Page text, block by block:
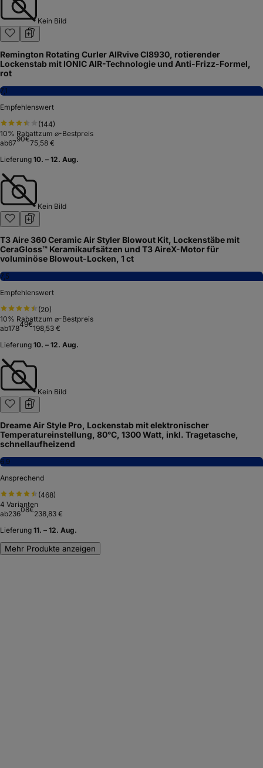
Kein Bild
Remington Rotating Curler AIRvive CI8930, rotierender
Lockenstab mit IONIC AIR-Technologie und Anti-Frizz-Formel,
rot
7,1
Empfehlenswert
(144)
10% Rabattzum ⌀-Bestpreis
ab6790€75,58 €
Lieferung 10. – 12. Aug.
Kein Bild
T3 Aire 360 Ceramic Air Styler Blowout Kit, Lockenstäbe mit
CeraGloss™ Keramikaufsätzen und T3 AireX-Motor für
voluminöse Blowout-Locken, 1 ct
7,5
Empfehlenswert
(20)
10% Rabattzum ⌀-Bestpreis
ab17849€198,53 €
Lieferung 10. – 12. Aug.
Kein Bild
Dreame Air Style Pro, Lockenstab mit elektronischer
Temperatureinstellung, 80°C, 1300 Watt, inkl. Tragetasche,
schnellaufheizend
6,9
Ansprechend
(468)
4 Varianten
ab23608€238,83 €
Lieferung 11. – 12. Aug.
Mehr Produkte anzeigen